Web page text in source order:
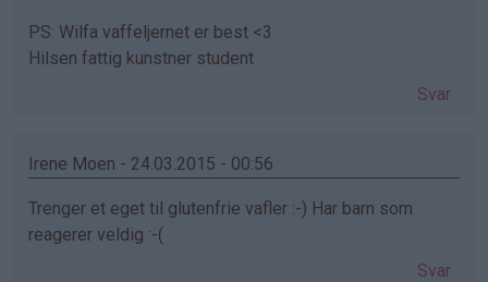
PS: Wilfa vaffeljernet er best <3
Hilsen fattig kunstner student
Svar
Irene Moen - 24.03.2015 - 00:56
Trenger et eget til glutenfrie vafler :-) Har barn som
reagerer veldig :-(
Svar